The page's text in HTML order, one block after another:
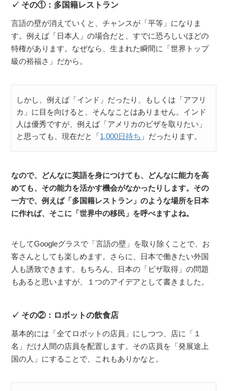
その①：多国籍レストラン
言語の壁が消えていくと、チャンスが「平等」になりま
す。例えば「日本人」の場合だと、すでに恐ろしいほどの
特権があります。なぜなら、生まれた瞬間に「世界トップ
級の裕福さ」だから。
しかし、例えば「インド」だったり、もしくは「アフリ
カ」に目を向けると、そんなことはありません。インド
人は優秀ですが、例えば「アメリカのビザを取りたい」
と思っても、現在だと「 1,000日待ち 」だったります。
なので、どんなに英語を身につけても、どんなに能力を高
めても、その能力を活かす機会がなかったりします。その
一方で、例えば「多国籍レストラン」のような場所を日本
に作れば、そこに「世界中の移民」を呼べますよね。
そしてGoogleグラスで「言語の壁」を取り除くことで、お
客さんとしても楽しめます。さらに、日本で働きたい外国
人も誘致できます。もちろん、日本の「ビザ取得」の問題
もあると思いますが、１つのアイデアとして書きました。
その②：ロボットの飲食店
基本的には「全てロボットの店員」にしつつ、店に「１
名」だけ人間の店員を配置します。その店員を「発展途上
国の人」にすることで、これもありかなと。